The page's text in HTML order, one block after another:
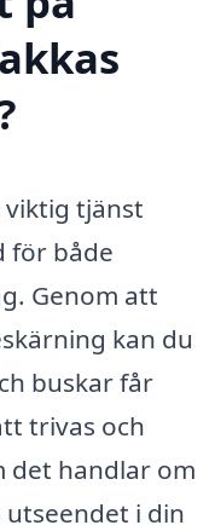
viktig tjänst
för både
Genom att
kan du
buskar får
trivas och
det handlar om
i din